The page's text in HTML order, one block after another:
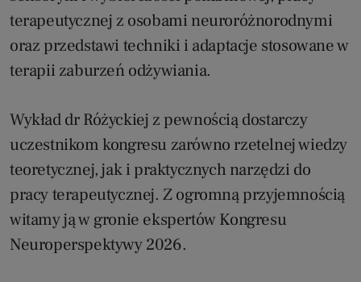
terapeutycznej z osobami neuroróżnorodnymi
oraz przedstawi techniki i adaptacje stosowane w
terapii zaburzeń odżywiania.
Wykład dr Różyckiej z pewnością dostarczy
uczestnikom kongresu zarówno rzetelnej wiedzy
teoretycznej, jak i praktycznych narzędzi do
pracy terapeutycznej. Z ogromną przyjemnością
witamy ją w gronie ekspertów Kongresu
Neuroperspektywy 2026.